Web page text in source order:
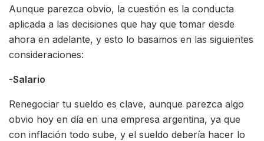
Aunque parezca obvio, la cuestión es la conducta
aplicada a las decisiones que hay que tomar desde
ahora en adelante, y esto lo basamos en las siguientes
consideraciones:
-Salario
Renegociar tu sueldo es clave, aunque parezca algo
obvio hoy en día en una empresa argentina, ya que
con inflación todo sube, y el sueldo debería hacer lo